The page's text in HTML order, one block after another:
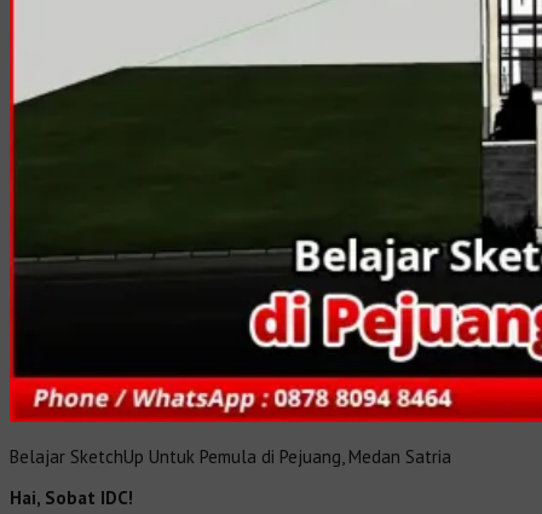
Belajar SketchUp Untuk Pemula di Pejuang, Medan Satria
Hai, Sobat IDC!